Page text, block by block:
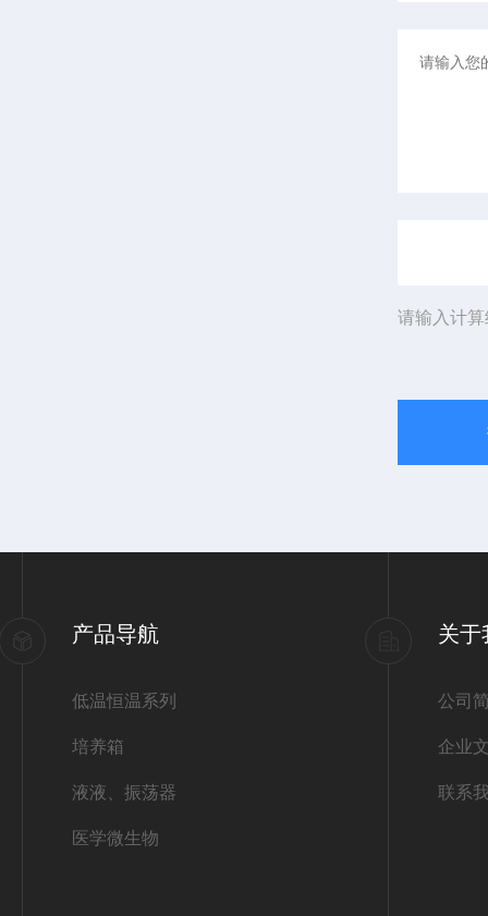
请输入计
产品导航
低温恒温系列
培养箱
液液、振荡器
医学微生物
关于
公司
企业
联系